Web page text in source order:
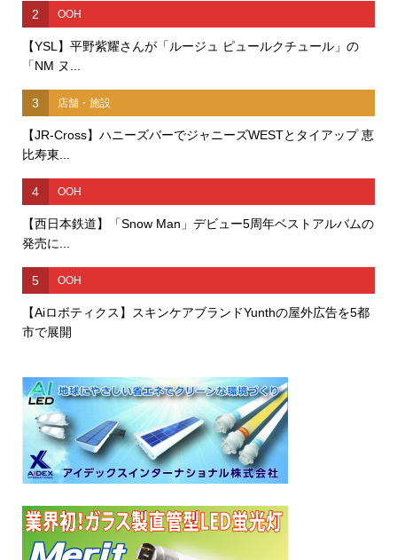
2 OOH
【YSL】平野紫耀さんが「ルージュ ピュールクチュール」の
「NM ヌ...
3 店舗・施設
【JR-Cross】ハニーズバーでジャニーズWESTとタイアップ 恵
比寿東...
4 OOH
【西日本鉄道】「Snow Man」デビュー5周年ベストアルバムの
発売に...
5 OOH
【Aiロボティクス】スキンケアブランドYunthの屋外広告を5都
市で展開